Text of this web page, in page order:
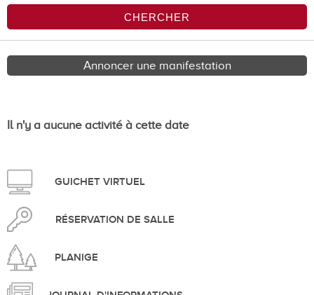
Annoncer une manifestation
Il n'y a aucune activité à cette date
GUICHET VIRTUEL
RÉSERVATION DE SALLE
PLANIGE